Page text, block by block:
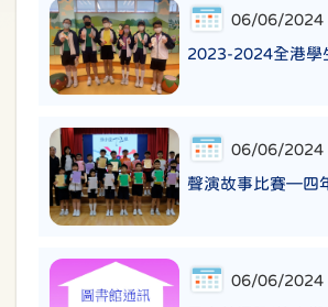
06/06/2024
2023-2024全港學
06/06/2024
聲演故事比賽—四
06/06/2024